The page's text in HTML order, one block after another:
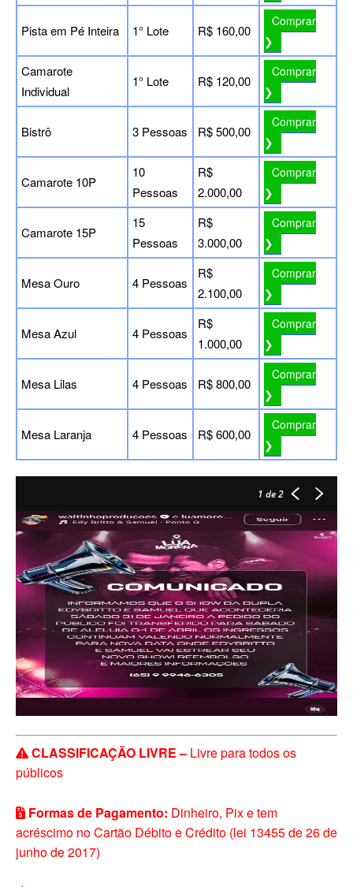
Pista em Pé Inteira 1° Lote R$ 160,00
Comprar
❯
Camarote
Individual
1° Lote R$ 120,00
Comprar
❯
Bistrô 3 Pessoas R$ 500,00
Comprar
❯
Camarote 10P
10
Pessoas
R$
2.000,00
Comprar
❯
Camarote 15P
15
Pessoas
R$
3.000,00
Comprar
❯
Mesa Ouro 4 Pessoas
R$
2.100,00
Comprar
❯
Mesa Azul 4 Pessoas
R$
1.000,00
Comprar
❯
Mesa Lilas 4 Pessoas R$ 800,00
Comprar
❯
Mesa Laranja 4 Pessoas R$ 600,00
Comprar
❯
1 de 2
CLASSIFICAÇÃO LIVRE – Livre para todos os
públicos
Formas de Pagamento: Dinheiro, Pix e tem
acréscimo no Cartão Débito e Crédito (lei 13455 de 26 de
junho de 2017)